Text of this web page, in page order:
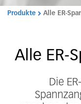
Produkte Alle ER-
Alle ER-
Die